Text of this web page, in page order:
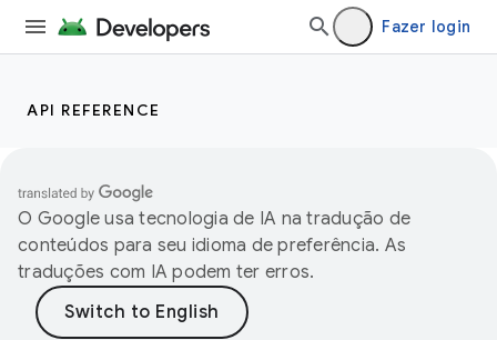
Fazer login
API REFERENCE
O Google usa tecnologia de IA na tradução de
conteúdos para seu idioma de preferência. As
traduções com IA podem ter erros.